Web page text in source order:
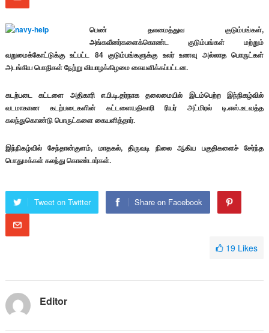
பெண் தலமைத்துவ குடும்பங்கள்,
அங்கவீனர்களைக்கொண்ட குடும்பங்கள் மற்றும்
வறுமைக்கோட்டுக்கு உட்பட்ட 84 குடும்பங்களுக்கு உலர் உணவு அல்லாத பொருட்கள்
அடங்கிய பொதிகள் நேற்று வியாழக்கிழமை கையளிக்கப்பட்டன.
கடற்படை கட்டளை அதிகாரி எ.பி.டி.தர்நாக தலைமையில் இடம்பெற்ற இந்நிகழ்வில்
வடமாகாண கடற்படைகளின் கட்டளையதிகாரி ரியர் அட்மிரல் டி.எஸ்.உடவத்த
கலந்துகொண்டு பொருட்களை கையளித்தார்.
இந்நிகழ்வில் சேந்தான்குளம், மாதகல், திருவடி நிலை ஆகிய பகுதிகளைச் சேர்ந்த
பொதுமக்கள் கலந்து கொண்டார்கள்.
Tweet on Twitter Share on Facebook
19 Likes
Editor